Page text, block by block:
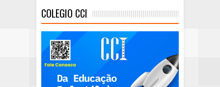
COLEGIO CCI